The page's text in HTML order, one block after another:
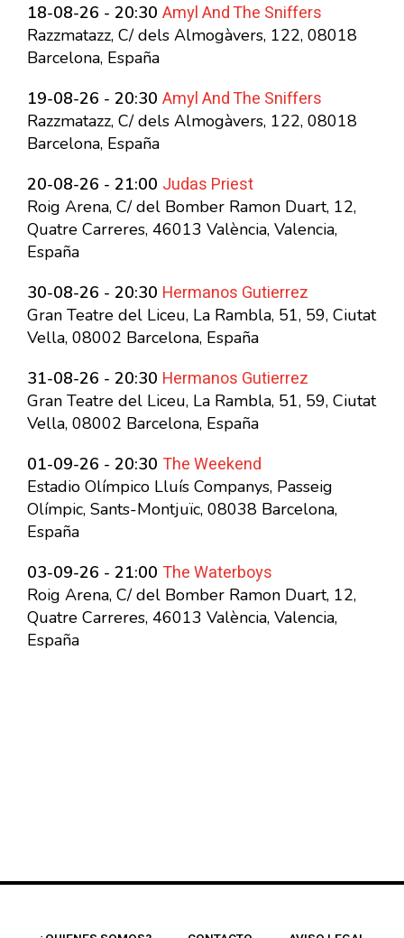
18-08-26 - 20:30 Amyl And The Sniffers
Razzmatazz, C/ dels Almogàvers, 122, 08018
Barcelona, España
19-08-26 - 20:30 Amyl And The Sniffers
Razzmatazz, C/ dels Almogàvers, 122, 08018
Barcelona, España
20-08-26 - 21:00 Judas Priest
Roig Arena, C/ del Bomber Ramon Duart, 12,
Quatre Carreres, 46013 València, Valencia,
España
30-08-26 - 20:30 Hermanos Gutierrez
Gran Teatre del Liceu, La Rambla, 51, 59, Ciutat
Vella, 08002 Barcelona, España
31-08-26 - 20:30 Hermanos Gutierrez
Gran Teatre del Liceu, La Rambla, 51, 59, Ciutat
Vella, 08002 Barcelona, España
01-09-26 - 20:30 The Weekend
Estadio Olímpico Lluís Companys, Passeig
Olímpic, Sants-Montjuïc, 08038 Barcelona,
España
03-09-26 - 21:00 The Waterboys
Roig Arena, C/ del Bomber Ramon Duart, 12,
Quatre Carreres, 46013 València, Valencia,
España